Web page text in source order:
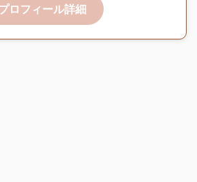
ロフィール詳細